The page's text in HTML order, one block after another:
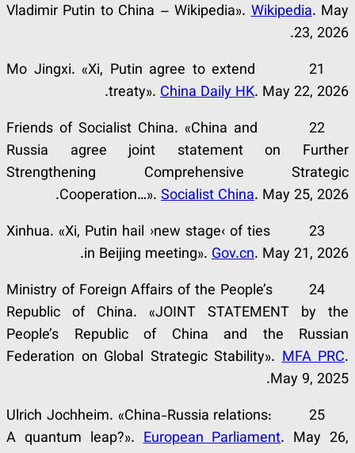
Vladimir Putin to China – Wikipedia».Wikipedia. May
23, 2026.
21 Mo Jingxi. «Xi, Putin agree to extend
treaty». China Daily HK. May 22, 2026.
22 Friends of Socialist China. «China and
Russia agree joint statement on Further
Strengthening Comprehensive Strategic
Cooperation…». Socialist China. May 25, 2026.
23 Xinhua. «Xi, Putin hail ›new stage‹ of ties
in Beijing meeting». Gov.cn. May 21, 2026.
24 Ministry of Foreign Affairs of the People’s
Republic of China. «JOINT STATEMENT by the
People’s Republic of China and the Russian
Federation on Global Strategic Stability».MFA PRC.
May 9, 2025.
25 Ulrich Jochheim. «China-Russia relations:
A quantum leap?».European Parliament. May 26,